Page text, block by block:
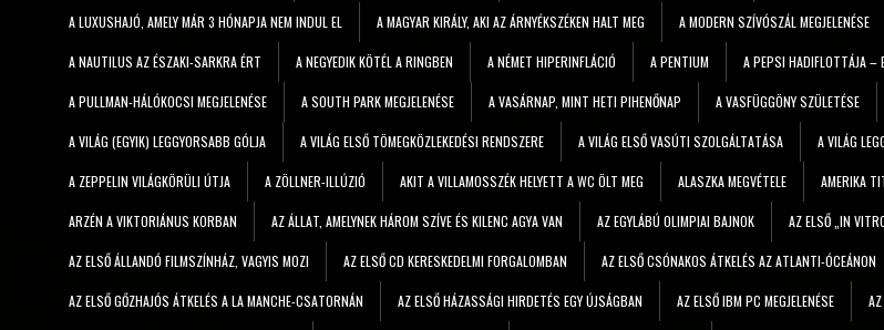
A LUXUSHAJÓ, AMELY MÁR 3 HÓNAPJA NEM INDUL EL A MAGYAR KIRÁLY, AKI AZ ÁRNYÉKSZÉKEN HALT MEG A MODERN SZÍVÓSZÁL MEGJELENÉSE
A NAUTILUS AZ ÉSZAKI-SARKRA ÉRT A NEGYEDIK KÖTÉL A RINGBEN A NÉMET HIPERINFLÁCIÓ A PENTIUM A PEPSI HADIFLOTTÁJA –
A PULLMAN-HÁLÓKOCSI MEGJELENÉSE A SOUTH PARK MEGJELENÉSE A VASÁRNAP, MINT HETI PIHENŐNAP A VASFÜGGÖNY SZÜLETÉSE
A VILÁG (EGYIK) LEGGYORSABB GÓLJA A VILÁG ELSŐ TÖMEGKÖZLEKEDÉSI RENDSZERE A VILÁG ELSŐ VASÚTI SZOLGÁLTATÁSA A VILÁG
A ZEPPELIN VILÁGKÖRÜLI ÚTJA A ZÖLLNER-ILLÚZIÓ AKIT A VILLAMOSSZÉK HELYETT A WC ÖLT MEG ALASZKA MEGVÉTELE AMERIKA
ARZÉN A VIKTORIÁNUS KORBAN AZ ÁLLAT, AMELYNEK HÁROM SZÍVE ÉS KILENC AGYA VAN AZ EGYLÁBÚ OLIMPIAI BAJNOK AZ ELSŐ „IN
AZ ELSŐ ÁLLANDÓ FILMSZÍNHÁZ, VAGYIS MOZI AZ ELSŐ CD KERESKEDELMI FORGALOMBAN AZ ELSŐ CSÓNAKOS ÁTKELÉS AZ ATLANTI-ÓCEÁNON
AZ ELSŐ GŐZHAJÓS ÁTKELÉS A LA MANCHE-CSATORNÁN AZ ELSŐ HÁZASSÁGI HIRDETÉS EGY ÚJSÁGBAN AZ ELSŐ IBM PC MEGJELENÉSE